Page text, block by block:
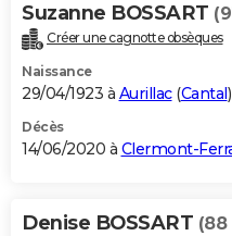
Suzanne BOSSART
Créer une cagnotte obsèques
Naissance
29/04/1923 à Aurillac(Cantal)
Décès
14/06/2020 à Clermont-
Denise BOSSART (88